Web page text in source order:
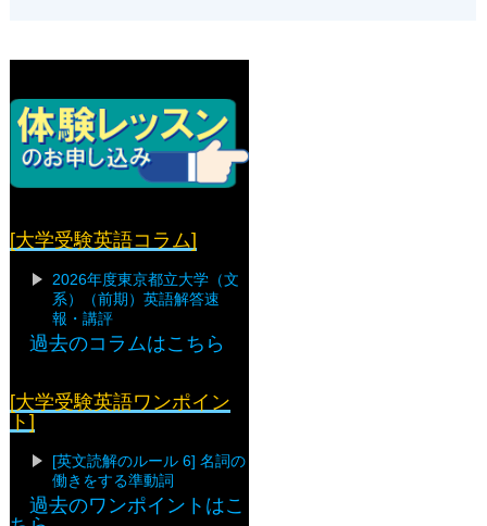
[大学受験英語コラム]
2026年度東京都立大学（文
系）（前期）英語解答速
報・講評
過去のコラムはこちら
[大学受験英語ワンポイン
ト]
[英文読解のルール 6] 名詞の
働きをする準動詞
過去のワンポイントはこ